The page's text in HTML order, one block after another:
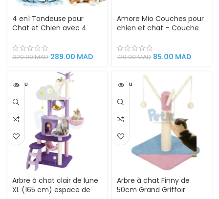
4 en1 Tondeuse pour
Chat et Chien avec 4
320.00MAD 289.00 MAD
Amore Mio Couches pour
chien et chat – Couche
120.00MAD 85.00 MAD
VENDU
Arbre à chat clair de lune
XL (165 cm) espace de
VENDU
Arbre à chat Finny de
50cm Grand Griffoir